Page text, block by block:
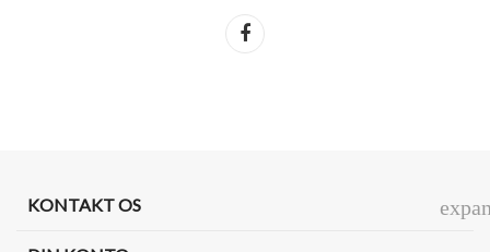
KONTAKT OS